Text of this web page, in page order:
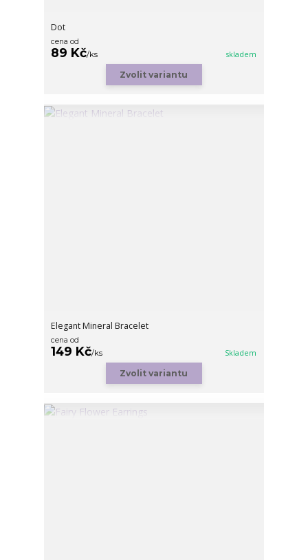
Dot
cena od
89 Kč/ks skladem
Zvolit variantu
Elegant Mineral Bracelet
cena od
149 Kč/ks Skladem
Zvolit variantu